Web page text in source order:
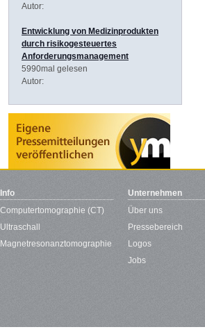
Autor:
Entwicklung von Medizinprodukten
durch risikogesteuertes
Anforderungsmanagement
5990mal gelesen
Autor:
Info
Computertomographie (CT)
Ultraschall
Magnetresonanztomographie
Unternehmen
Über uns
Pressebereich
Logos
Jobs